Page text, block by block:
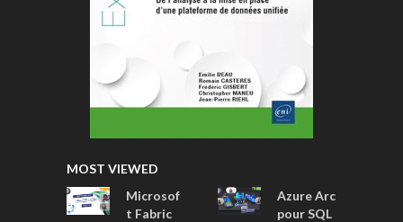
MOST VIEWED
Microsof
t Fabric
Azure Arc
pour SQL